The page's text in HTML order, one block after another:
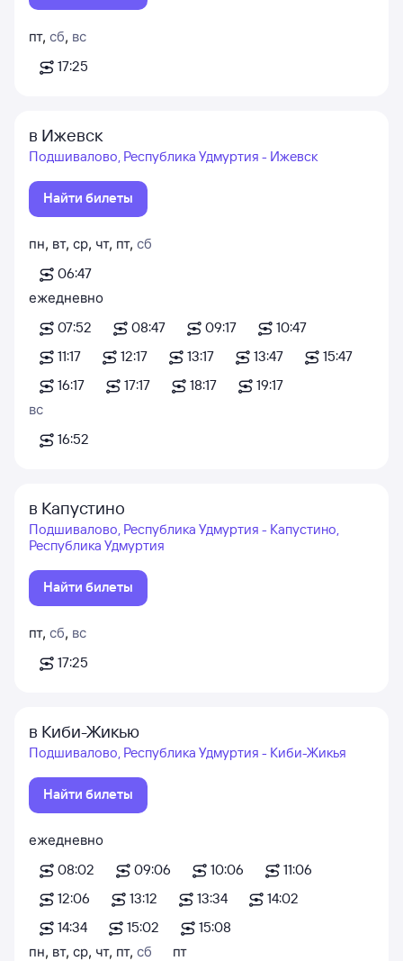
пт, сб, вс
17:25
в Ижевск
Подшивалово, Республика Удмуртия - Ижевск
Найти билеты
пн, вт, ср, чт, пт, сб
06:47
ежедневно
07:52
08:47 09:17
10:47
11:17
12:17 13:17 13:47
15:47
16:17
17:17 18:17
19:17
вс
16:52
в Капустино
Подшивалово, Республика Удмуртия - Капустино,
Республика Удмуртия
Найти билеты
пт, сб, вс
17:25
в Киби-Жикью
Подшивалово, Республика Удмуртия - Киби-Жикья
Найти билеты
ежедневно
08:02
09:06 10:06
11:06
12:06
13:12 13:34
14:02
14:34
15:02
15:08
пн, вт, ср, чт, пт, сб
пт